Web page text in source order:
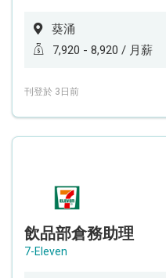
葵涌
7,920 - 8,920 / 月薪
刊登於 3日前
飲品部倉務助理
7-Eleven